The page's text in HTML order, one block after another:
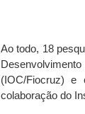
Ao todo, 18
(IOC/Fiocruz) e
colaboração do